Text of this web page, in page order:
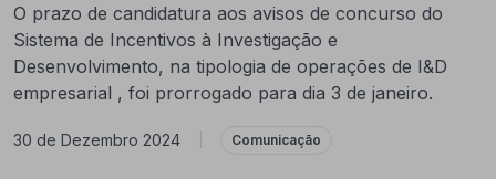
O prazo de candidatura aos avisos de concurso do
Sistema de Incentivos à Investigação e
Desenvolvimento, na tipologia de operações de I&D
empresarial , foi prorrogado para dia 3 de janeiro.
30 de Dezembro 2024 Comunicação